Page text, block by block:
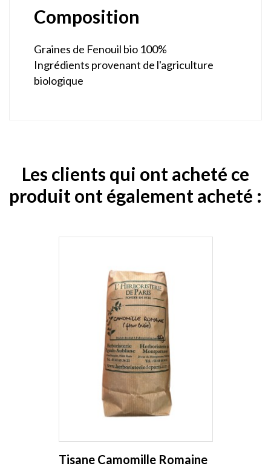
Composition
Graines de Fenouil bio 100%
Ingrédients provenant de l'agriculture
biologique
Les clients qui ont acheté ce
produit ont également acheté :
Tisane Camomille Romaine